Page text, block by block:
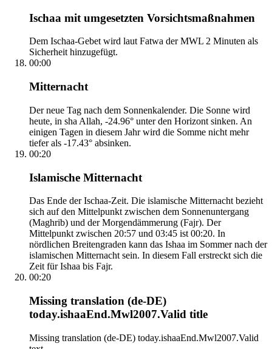
Ischaa mit umgesetzten Vorsichtsmaßnahmen
Dem Ischaa-Gebet wird laut Fatwa der MWL 2 Minuten als
Sicherheit hinzugefügt.
00:00
Mitternacht
Der neue Tag nach dem Sonnenkalender. Die Sonne wird
heute, in sha Allah, -24.96° unter den Horizont sinken. An
einigen Tagen in diesem Jahr wird die Somme nicht mehr
tiefer als -17.43° absinken.
00:20
Islamische Mitternacht
Das Ende der Ischaa-Zeit. Die islamische Mitternacht bezieht
sich auf den Mittelpunkt zwischen dem Sonnenuntergang
(Maghrib) und der Morgendämmerung (Fajr). Der
Mittelpunkt zwischen 20:57 und 03:45 ist 00:20. In
nördlichen Breitengraden kann das Ishaa im Sommer nach der
islamischen Mitternacht sein. In diesem Fall erstreckt sich die
Zeit für Ishaa bis Fajr.
00:20
Missing translation (de-DE)
today.ishaaEnd.Mwl2007.Valid title
Missing translation (de-DE) today.ishaaEnd.Mwl2007.Valid